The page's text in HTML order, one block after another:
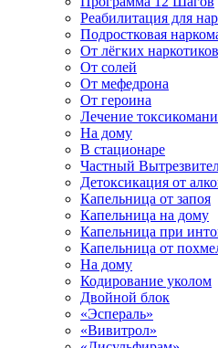
Реабилитация для
Подростковая
От лёгких наркотиков
От солей
От мефедрона
От героина
Лечение
На дому
В стационаре
Частный
Детоксикация от
Капельница от запоя
Капельница на дому
Капельница при
Капельница от
На дому
Кодирование уколом
Двойной блок
«Эспераль»
«Вивитрол»